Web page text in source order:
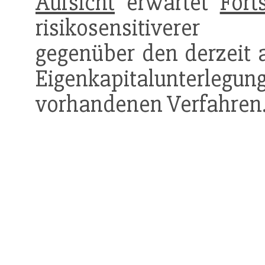
risikosensitiverer
gegenüber den derzeit
vorhandenen